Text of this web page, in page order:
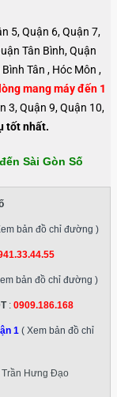
5, Quận 6, Quận 7,
Tân Bình, Quận
Tân , Hóc Môn ,
mang máy đến 1
3, Quận 9, Quận 10,
tốt nhất.
Sài Gòn Số
bản đồ chỉ đường )
bản đồ chỉ đường )
: 0909.186.168
1 ( Xem bản đồ chỉ
Hưng Đạo